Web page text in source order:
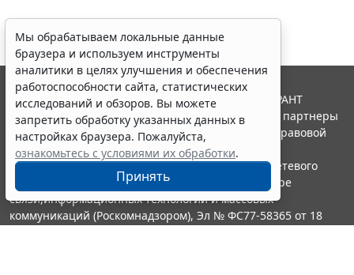
Мы обрабатываем локальные данные
браузера и используем инструменты
аналитики в целях улучшения и обеспечения
работоспособности сайта, статистических
исследований и обзоров. Вы можете
запретить обработку указанных данных в
настройках браузера. Пожалуйста,
ознакомьтесь с условиями их обработки.
Принять
© ООО "НПП "ГАРАНТ-СЕРВИС", 2026. Система ГАРАНТ
выпускается с 1990 года. Компания "Гарант" и ее партнеры
являются участниками Российской ассоциации правовой
информации ГАРАНТ.
Портал ГАРАНТ.РУ зарегистрирован в качестве сетевого
издания Федеральной службой по надзору в сфере
связи,информационных технологий и массовых
коммуникаций (Роскомнадзором), Эл № ФС77-58365 от 18